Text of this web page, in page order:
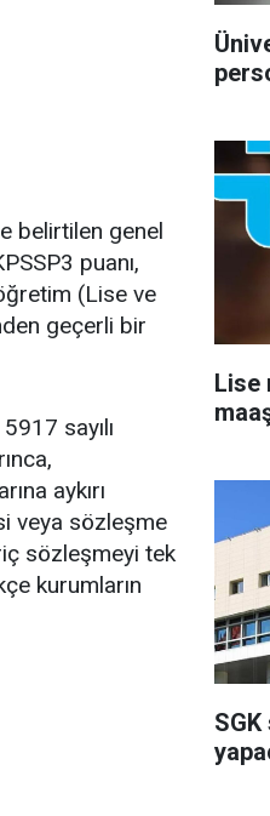
belirtilen genel
puanı,
(Lise ve
geçerli bir
sayılı
aykırı
veya sözleşme
sözleşmeyi tek
kurumların
Lise